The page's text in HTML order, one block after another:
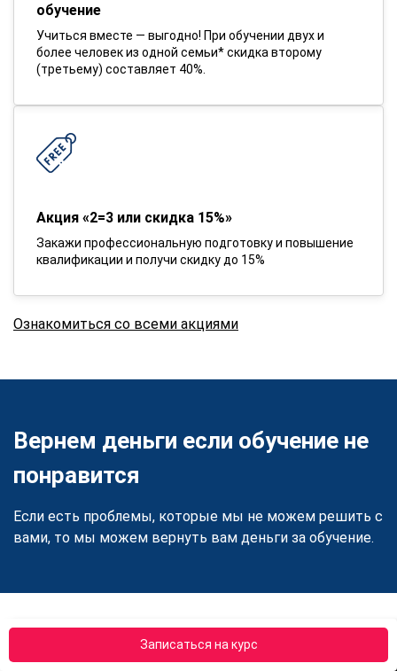
Записаться на курс
обучение
Учиться вместе — выгодно! При обучении двух и
более человек из одной семьи* скидка второму
(третьему) составляет 40%.
Акция «2=3 или скидка 15%»
Закажи профессиональную подготовку и повышение
квалификации и получи скидку до 15%
Ознакомиться со всеми акциями
Вернем деньги если обучение не
понравится
Если есть проблемы, которые мы не можем решить с
вами, то мы можем вернуть вам деньги за обучение.
Преимущества АПОК